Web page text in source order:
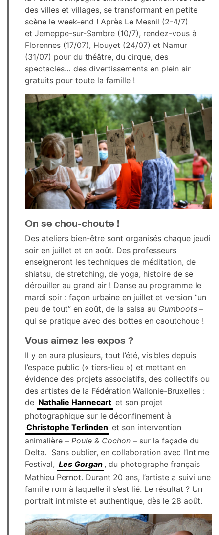
des villes et villages, se transformant en petite
scène le week-end ! Après Le Mesnil (2-4/7)
et Jemeppe-sur-Sambre (10/7), rendez-vous à
Florennes (17/07), Houyet (24/07) et Namur
(31/07) pour du théâtre, du cirque, des
spectacles… des divertissements en plein air
gratuits pour toute la famille !
On se chou-choute !
Des ateliers bien-être sont organisés chaque jeudi
soir en juillet et en août. Des professeurs
enseigneront les techniques de méditation, de
shiatsu, de stretching, de yoga, histoire de se
dérouiller au grand air ! Danse au programme le
mardi soir : façon urbaine en juillet et version “un
peu de tout” en août, de la salsa au Gumboots –
qui se pratique avec des bottes en caoutchouc !
Vous aimez les expos ?
Il y en aura plusieurs, tout l’été, visibles depuis
l’espace public (« tiers-lieu ») et mettant en
évidence des projets associatifs, des collectifs ou
des artistes de la Fédération Wallonie-Bruxelles :
de Nathalie Hannecart et son projet
photographique sur le déconfinement à
Christophe Terlinden et son intervention
animalière – Poule & Cochon – sur la façade du
Delta. Sans oublier, en collaboration avec l’Intime
Festival, Les Gorgan , du photographe français
Mathieu Pernot. Durant 20 ans, l’artiste a suivi une
famille rom à laquelle il s’est lié. Le résultat ? Un
portrait intimiste et authentique, dès le 28 août.